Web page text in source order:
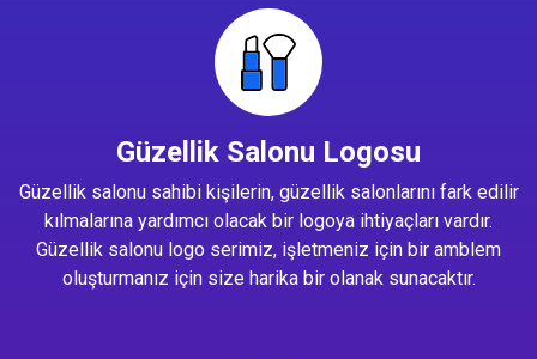
Güzellik Salonu Logosu
Güzellik salonu sahibi kişilerin, güzellik salonlarını fark edilir
kılmalarına yardımcı olacak bir logoya ihtiyaçları vardır.
Güzellik salonu logo serimiz, işletmeniz için bir amblem
oluşturmanız için size harika bir olanak sunacaktır.